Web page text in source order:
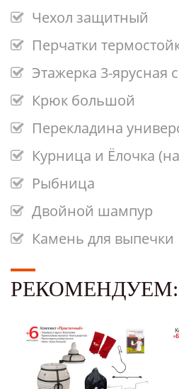
Чехол защитный
Перчатки
Этажерка 3-ярусная
Крюк большой
Перекладина
Курница и Ёлочка
Рыбница
Двойной шампур
Камень для выпечки
РЕКОМЕНДУЕМ: